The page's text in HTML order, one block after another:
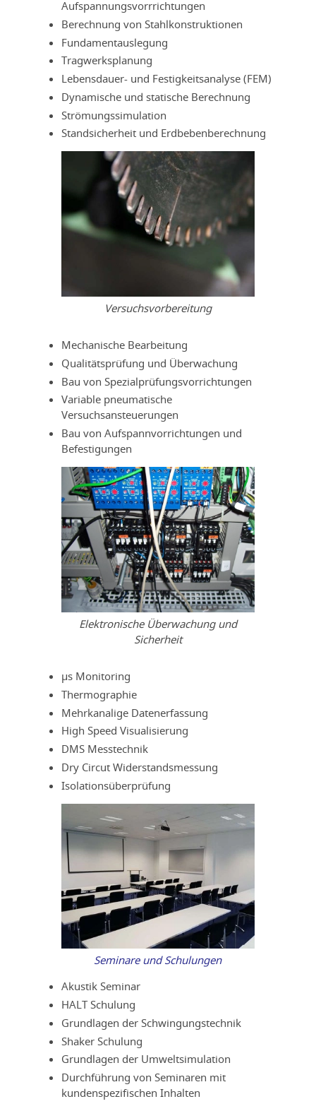
Aufspannungsvorrrichtungen
Berechnung von Stahlkonstruktionen
Fundamentauslegung
Tragwerksplanung
Lebensdauer- und Festigkeitsanalyse (FEM)
Dynamische und statische Berechnung
Strömungssimulation
Standsicherheit und Erdbebenberechnung
Versuchsvorbereitung
Mechanische Bearbeitung
Qualitätsprüfung und Überwachung
Bau von Spezialprüfungsvorrichtungen
Variable pneumatische
Versuchsansteuerungen
Bau von Aufspannvorrichtungen und
Befestigungen
Elektronische Überwachung und
Sicherheit
µs Monitoring
Thermographie
Mehrkanalige Datenerfassung
High Speed Visualisierung
DMS Messtechnik
Dry Circut Widerstandsmessung
Isolationsüberprüfung
Seminare und Schulungen
Akustik Seminar
HALT Schulung
Grundlagen der Schwingungstechnik
Shaker Schulung
Grundlagen der Umweltsimulation
Durchführung von Seminaren mit
kundenspezifischen Inhalten